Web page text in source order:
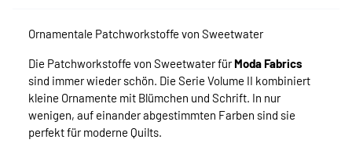
Ornamentale Patchworkstoffe von Sweetwater
Die Patchworkstoffe von Sweetwater fürModa Fabrics
sind immer wieder schön. Die Serie Volume II kombiniert
kleine Ornamente mit Blümchen und Schrift. In nur
wenigen, auf einander abgestimmten Farben sind sie
perfekt für moderne Quilts.